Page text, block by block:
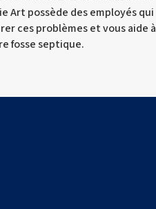
Art possède des employés qui
ces problèmes et vous aide à
fosse septique.